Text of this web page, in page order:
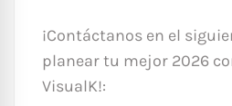
¡Contáctanos en el
planear tu mejor 2026
VisualK!: